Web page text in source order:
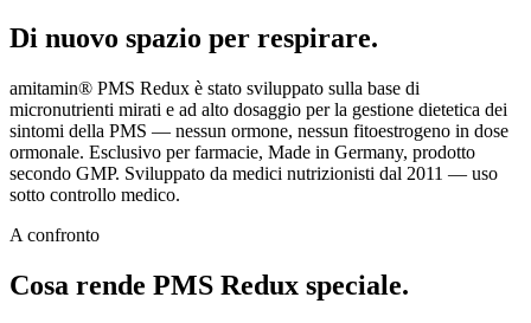
Di nuovo spazio per respirare.
amitamin® PMS Redux è stato sviluppato sulla base di
micronutrienti mirati e ad alto dosaggio per la gestione dietetica dei
sintomi della PMS — nessun ormone, nessun fitoestrogeno in dose
ormonale. Esclusivo per farmacie, Made in Germany, prodotto
secondo GMP. Sviluppato da medici nutrizionisti dal 2011 — uso
sotto controllo medico.
A confronto
Cosa rende PMS Redux speciale.